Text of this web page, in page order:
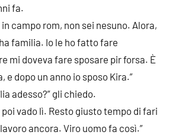
fa.
campo rom, non sei nesuno. Alora,
familia. Io le ho fatto fare
mi doveva fare sposare pir forsa. È
e dopo un anno io sposo Kira.”
adesso?” gli chiedo.
poi vado lì. Resto giusto tempo di fari
ancora. Viro uomo fa così.”